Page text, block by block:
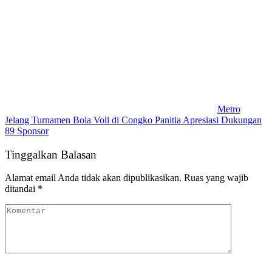
Metro
Jelang Turnamen Bola Voli di Congko Panitia Apresiasi Dukungan
89 Sponsor
Tinggalkan Balasan
Alamat email Anda tidak akan dipublikasikan. Ruas yang wajib
ditandai *